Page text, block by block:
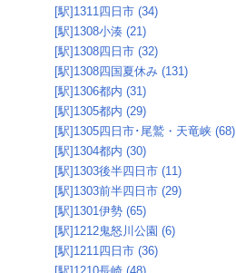
[駅]1311四日市 (34)
[駅]1308小湊 (21)
[駅]1308四日市 (32)
[駅]1308四国夏休み (131)
[駅]1306都内 (31)
[駅]1305都内 (29)
[駅]1305四日市･尾鷲・天竜峡 (68)
[駅]1304都内 (30)
[駅]1303後半四日市 (11)
[駅]1303前半四日市 (29)
[駅]1301伊勢 (65)
[駅]1212鬼怒川公園 (6)
[駅]1211四日市 (36)